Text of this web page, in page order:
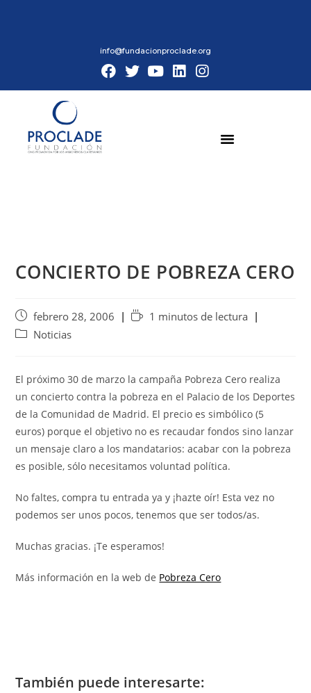
info@fundacionproclade.org
CONCIERTO DE POBREZA CERO
febrero 28, 2006
1 minutos de lectura
Noticias
El próximo 30 de marzo la campaña Pobreza Cero realiza
un concierto contra la pobreza en el Palacio de los Deportes
de la Comunidad de Madrid. El precio es simbólico (5
euros) porque el objetivo no es recaudar fondos sino lanzar
un mensaje claro a los mandatarios: acabar con la pobreza
es posible, sólo necesitamos voluntad política.
No faltes, compra tu entrada ya y ¡hazte oír! Esta vez no
podemos ser unos pocos, tenemos que ser todos/as.
Muchas gracias. ¡Te esperamos!
Más información en la web de Pobreza Cero
También puede interesarte: